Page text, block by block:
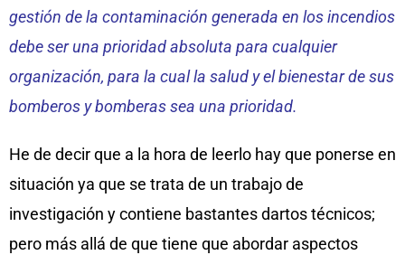
gestión de la contaminación generada en los incendios
debe ser una prioridad absoluta para cualquier
organización, para la cual la salud y el bienestar de sus
bomberos y bomberas sea una prioridad.
He de decir que a la hora de leerlo hay que ponerse en
situación ya que se trata de un trabajo de
investigación y contiene bastantes dartos técnicos;
pero más allá de que tiene que abordar aspectos